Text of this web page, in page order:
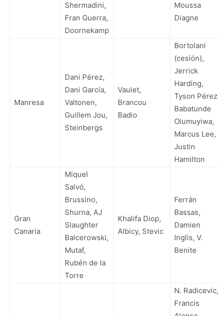
Shermadini,
Fran Guerra,
Doornekamp
Moussa
Diagne
Manresa
Dani Pérez,
Dani García,
Valtonen,
Guillem Jou,
Steinbergs
Vaulet,
Brancou
Badio
Bortolani
(cesión),
Jerrick
Harding,
Tyson
Babatunde
Olumuyiwa,
Marcus Lee,
Justin
Hamilton
Gran
Canaria
Miquel
Salvó,
Brussino,
Shurna, AJ
Slaughter
Balcerowski,
Mutaf,
Rubén de la
Torre
Khalifa Diop,
Albicy, Stevic
Ferrán
Bassas,
Damien
Inglis, V.
Benite
N. Radicevic,
Francis